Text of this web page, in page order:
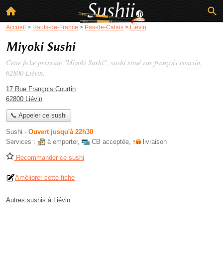
Accueil > Hauts-de-France > Pas-de-Calais > Liévin
Miyoki Sushi
Cette fiche présente "Miyoki Sushi", sushi situé rue françois courtin,
62800 Liévin.
17 Rue François Courtin
62800 Liévin
📞 Appeler ce sushi
Sushi - Ouvert jusqu'à 22h30
Services :
à emporter, CB acceptée, livraison
Recommander ce sushi
Améliorer cette fiche
Autres sushis à Liévin